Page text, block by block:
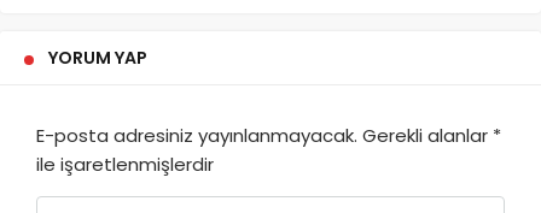
YORUM YAP
E-posta adresiniz yayınlanmayacak. Gerekli alanlar *
ile işaretlenmişlerdir